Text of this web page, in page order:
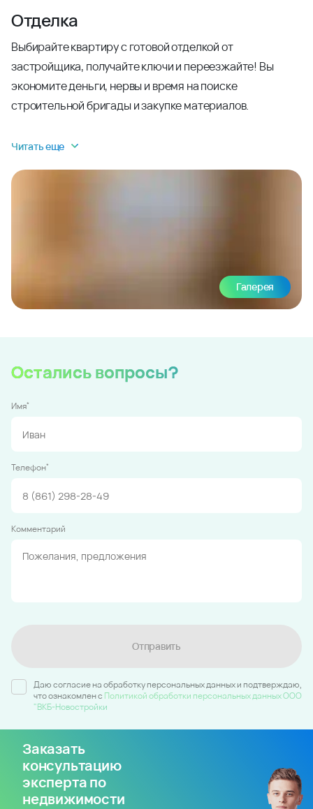
Отделка
Выбирайте квартиру с готовой отделкой от
застройщика, получайте ключи и переезжайте! Вы
экономите деньги, нервы и время на поиске
строительной бригады и закупке материалов.
Читать еще
Галерея
Остались вопросы?
Имя*
Телефон*
Комментарий
Отправить
Даю согласие на обработку персональных данных и подтверждаю,
что ознакомлен c Политикой обработки персональных данных ООО
"ВКБ-Новостройки
Заказать
консультацию
эксперта по
недвижимости